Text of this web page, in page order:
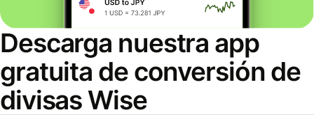
Descarga nuestra app
gratuita de conversión de
divisas Wise